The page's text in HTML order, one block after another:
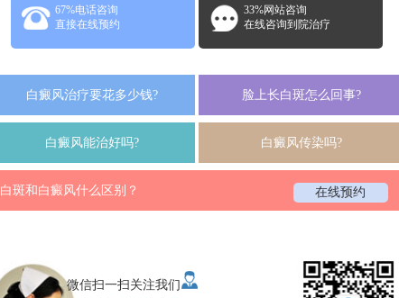
67%电话咨询
直接在线预约
33%网站咨询
在线咨询到院治疗
白癜风治疗要花多少钱? 脸上长白斑怎么回事?
白癜风能治好吗? 白癜风传染吗?
白斑和白癜风什么区别？ 在线预约
微信扫一扫关注我们